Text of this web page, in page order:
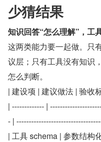
少猜结果
知识回答“怎么理解”，工
这两类能力要一起做。只
议层；只有工具没有知识
怎么判断。
| 建设项 | 建议做法 | 验收
| ------------- |
- |
| 工具 schema | 参数结构